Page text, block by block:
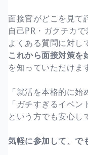
面接官がどこを見て
自己PR・ガクチカで
よくある質問に対し
これから面接対策を
を知っていただけま
「就活を本格的に始
「ガチすぎるイベン
という方でも安心し
気軽に参加して、で